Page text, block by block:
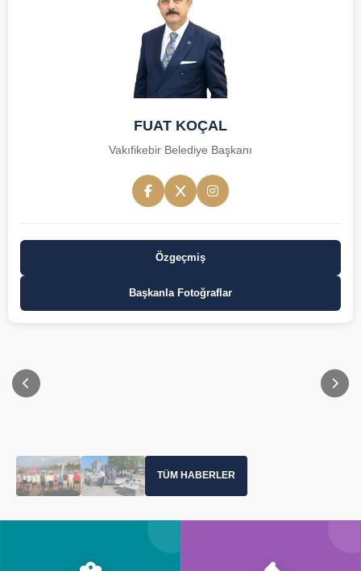
FUAT KOÇAL
Vakıfikebir Belediye Başkanı
Özgeçmiş
Başkanla Fotoğraflar
TÜM HABERLER